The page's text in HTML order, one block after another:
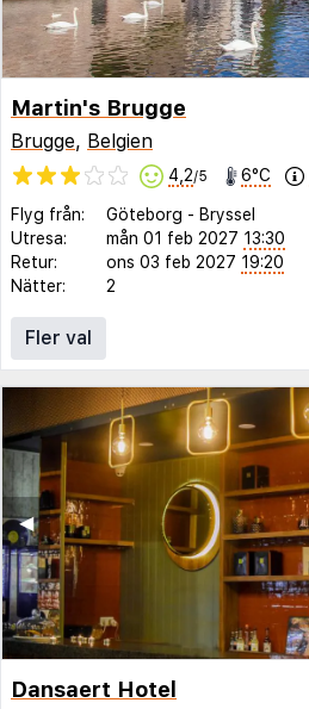
Martin's Brugge
Brugge, Belgien
4,2/5 6°C
Flyg från: Göteborg - Bryssel
Utresa:
mån 01 feb 2027 13:30
Retur:
ons 03 feb 2027 19:20
Nätter:
2
Fler val
◀︎
Dansaert Hotel